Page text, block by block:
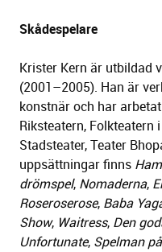
Skådespelare
Krister Kern är utbildad
(2001–2005). Han är
konstnär och har
Riksteatern, Folkteatern
Stadsteater, Teater
uppsättningar finns
drömspel, Nomaderna,
Roseroserose, Baba
Show, Waitress, Den
Unfortunate, Spelman